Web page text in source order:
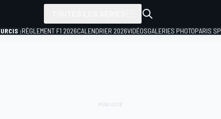
:RÈGLEMENT F1 2026CALENDRIER 2026VIDÉOSGALERIES PHOTOPARIS